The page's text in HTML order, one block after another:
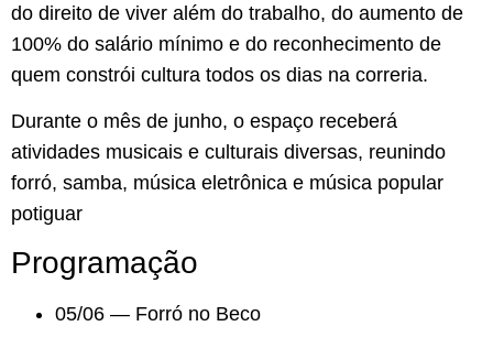
do direito de viver além do trabalho, do aumento de
100% do salário mínimo e do reconhecimento de
quem constrói cultura todos os dias na correria.
Durante o mês de junho, o espaço receberá
atividades musicais e culturais diversas, reunindo
forró, samba, música eletrônica e música popular
potiguar
Programação
05/06 — Forró no Beco